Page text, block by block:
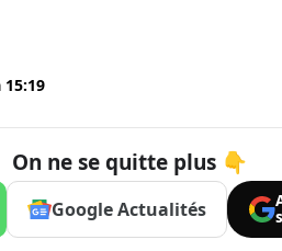
15:19
On ne se quitte plus 👇
Google Actualités